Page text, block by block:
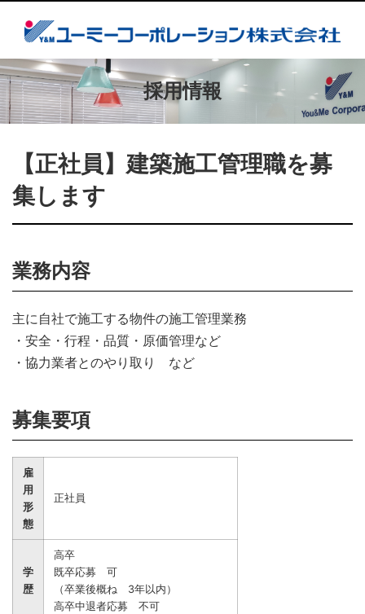
採用情報
【正社員】建築施工管理職を募
集します
業務内容
主に自社で施工する物件の施工管理業務
・安全・行程・品質・原価管理など
・協力業者とのやり取り など
募集要項
雇
用
形
態
正社員
学
歴
高卒
既卒応募 可
（卒業後概ね 3年以内）
高卒中退者応募 不可